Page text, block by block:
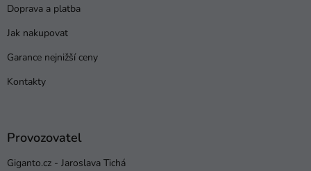
Doprava a platba
Jak nakupovat
Garance nejnižší ceny
Kontakty
Provozovatel
Giganto.cz - Jaroslava Tichá